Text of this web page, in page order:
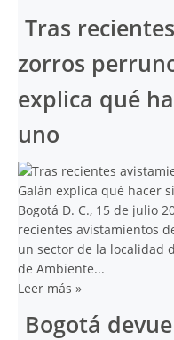
Tras
zorros
explica qué
uno
Bogotá D. C., 15 de julio
recientes avistamientos
un sector de la localidad
de Ambiente...
Leer más »
Bogotá